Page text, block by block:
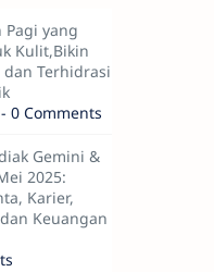
yang
Kulit,Bikin
Terhidrasi
0 Comments
Gemini &
2025:
Karier,
Keuangan